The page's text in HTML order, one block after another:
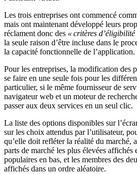
Les trois entreprises ont commencé
mais ont maintenant développé leurs
réclament donc des « critères
la seule raison d’être incluse dans le
la capacité fonctionnelle de l’application.
Pour les entreprises, la modification des
se faire en une seule fois pour les
particulier, si le même fournisseur de
navigateur web et un moteur de
passer aux deux services en un seul clic.
La liste des options disponibles sur
sur les choix attendus par l’utilisateur,
qu’elle doit refléter la réalité du marché,
parts de marché les plus élevées affichés
populaires en bas, et les membres des
affichés dans un ordre aléatoire.